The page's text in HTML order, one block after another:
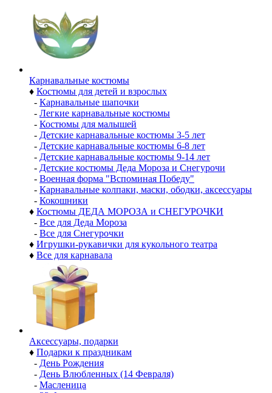
Карнавальные костюмы
♦ Костюмы для детей и взрослых
- Карнавальные шапочки
- Легкие карнавальные костюмы
- Костюмы для малышей
- Детские карнавальные костюмы 3-5 лет
- Детские карнавальные костюмы 6-8 лет
- Детские карнавальные костюмы 9-14 лет
- Детские костюмы Деда Мороза и Снегурочи
- Военная форма "Вспоминая Победу"
- Карнавальные колпаки, маски, ободки, аксессуары
- Кокошники
♦ Костюмы ДЕДА МОРОЗА и СНЕГУРОЧКИ
- Все для Деда Мороза
- Все для Снегурочки
♦ Игрушки-рукавички для кукольного театра
♦ Все для карнавала
Аксессуары, подарки
♦ Подарки к праздникам
- День Рождения
- День Влюбленных (14 Февраля)
- Масленица